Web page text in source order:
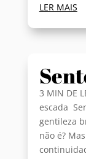
LER MAIS
3 MIN DE
escada
gentileza
não é?